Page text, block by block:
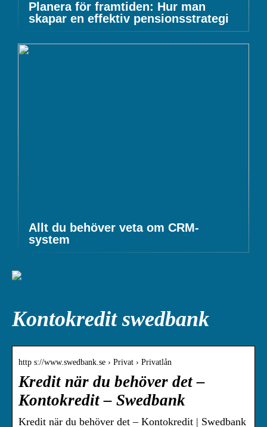
Planera för framtiden: Hur man
skapar en effektiv pensionsstrategi
Allt du behöver veta om CRM-
system
Kontokredit swedbank
http s://www.swedbank.se › Privat › Privatlån
Kredit när du behöver det –
Kontokredit – Swedbank
Kredit när du behöver det – Kontokredit | Swedbank